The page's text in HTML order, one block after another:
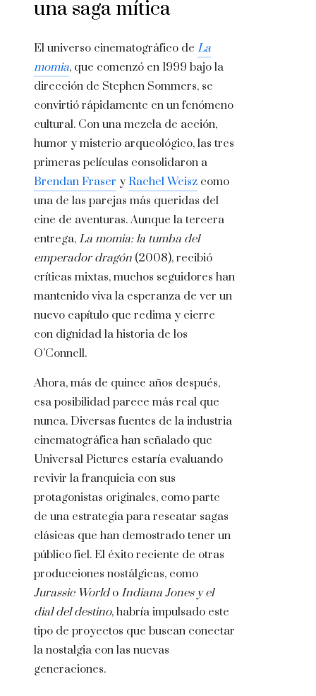
una saga mítica
El universo cinematográfico de La
momia, que comenzó en 1999 bajo la
dirección de Stephen Sommers, se
convirtió rápidamente en un fenómeno
cultural. Con una mezcla de acción,
humor y misterio arqueológico, las tres
primeras películas consolidaron a
Brendan Fraser y Rachel Weisz como
una de las parejas más queridas del
cine de aventuras. Aunque la tercera
entrega, La momia: la tumba del
emperador dragón (2008), recibió
críticas mixtas, muchos seguidores han
mantenido viva la esperanza de ver un
nuevo capítulo que redima y cierre
con dignidad la historia de los
O’Connell.
Ahora, más de quince años después,
esa posibilidad parece más real que
nunca. Diversas fuentes de la industria
cinematográfica han señalado que
Universal Pictures estaría evaluando
revivir la franquicia con sus
protagonistas originales, como parte
de una estrategia para rescatar sagas
clásicas que han demostrado tener un
público fiel. El éxito reciente de otras
producciones nostálgicas, como
Jurassic Worldo Indiana Jones y el
dial del destino, habría impulsado este
tipo de proyectos que buscan conectar
la nostalgia con las nuevas
generaciones.